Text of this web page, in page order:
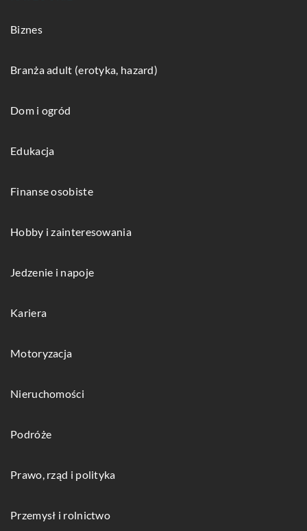
Biznes
Branża adult (erotyka, hazard)
Dom i ogród
Edukacja
Finanse osobiste
Hobby i zainteresowania
Jedzenie i napoje
Kariera
Motoryzacja
Nieruchomości
Podróże
Prawo, rząd i polityka
Przemysł i rolnictwo